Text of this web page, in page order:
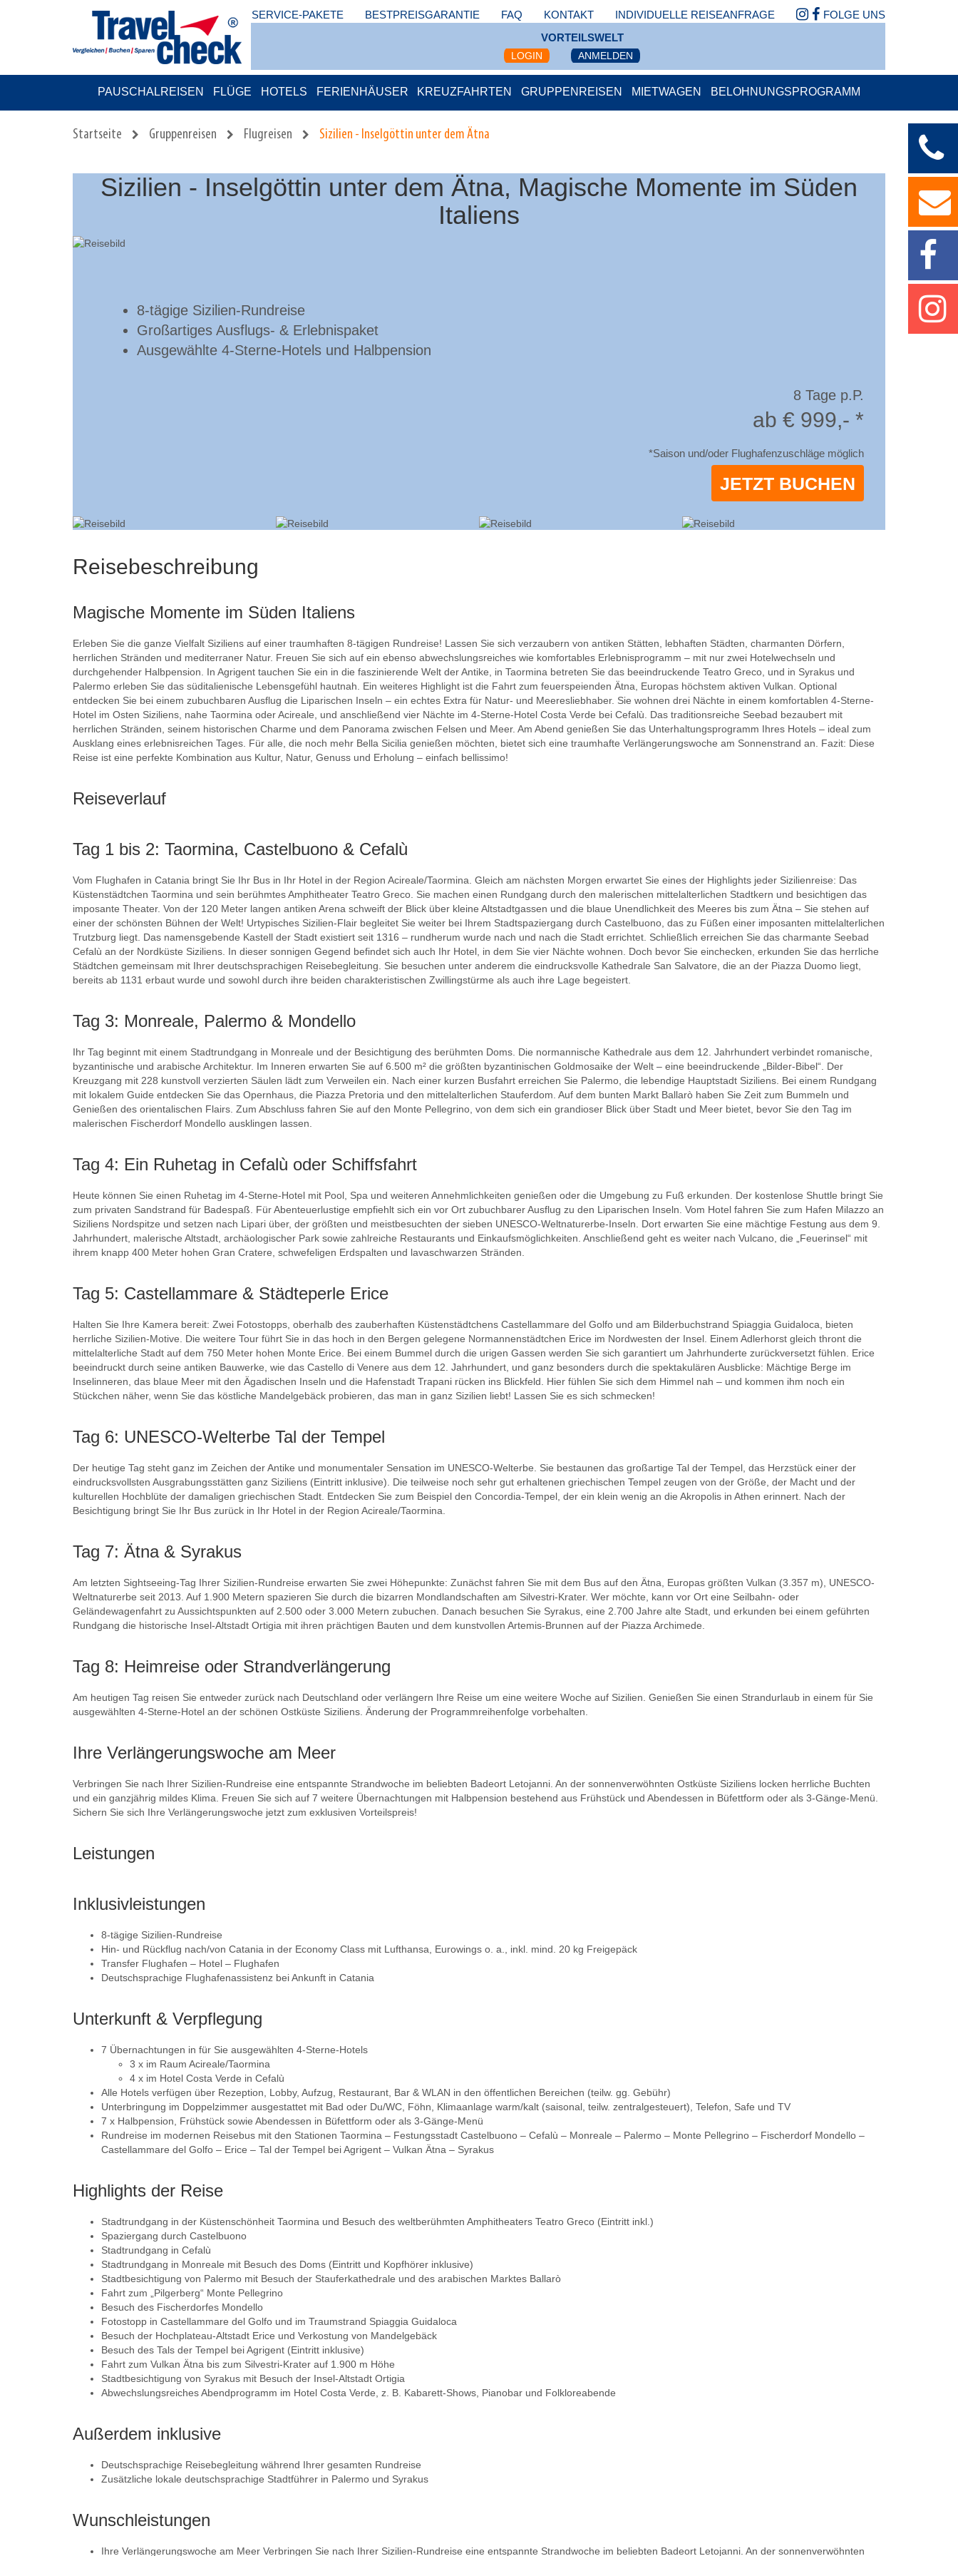
FOLGE UNS
INDIVIDUELLE REISEANFRAGE
KONTAKT
FAQ
BESTPREISGARANTIE
SERVICE-PAKETE
VORTEILSWELT
LOGIN ANMELDEN
PAUSCHALREISEN FLÜGE HOTELS FERIENHÄUSER KREUZFAHRTEN GRUPPENREISEN MIETWAGEN BELOHNUNGSPROGRAMM
Startseite Gruppenreisen Flugreisen Sizilien - Inselgöttin unter dem Ätna
Sizilien - Inselgöttin unter dem Ätna, Magische Momente im Süden
Italiens
8-tägige Sizilien-Rundreise
Großartiges Ausflugs- & Erlebnispaket
Ausgewählte 4-Sterne-Hotels und Halbpension
8 Tage p.P.
ab € 999,- *
*Saison und/oder Flughafenzuschläge möglich
JETZT BUCHEN
Reisebeschreibung
Magische Momente im Süden Italiens
Erleben Sie die ganze Vielfalt Siziliens auf einer traumhaften 8-tägigen Rundreise! Lassen Sie sich verzaubern von antiken Stätten, lebhaften Städten, charmanten Dörfern,
herrlichen Stränden und mediterraner Natur. Freuen Sie sich auf ein ebenso abwechslungsreiches wie komfortables Erlebnisprogramm – mit nur zwei Hotelwechseln und
durchgehender Halbpension. In Agrigent tauchen Sie ein in die faszinierende Welt der Antike, in Taormina betreten Sie das beeindruckende Teatro Greco, und in Syrakus und
Palermo erleben Sie das süditalienische Lebensgefühl hautnah. Ein weiteres Highlight ist die Fahrt zum feuerspeienden Ätna, Europas höchstem aktiven Vulkan. Optional
entdecken Sie bei einem zubuchbaren Ausflug die Liparischen Inseln – ein echtes Extra für Natur- und Meeresliebhaber. Sie wohnen drei Nächte in einem komfortablen 4-Sterne-
Hotel im Osten Siziliens, nahe Taormina oder Acireale, und anschließend vier Nächte im 4-Sterne-Hotel Costa Verde bei Cefalù. Das traditionsreiche Seebad bezaubert mit
herrlichen Stränden, seinem historischen Charme und dem Panorama zwischen Felsen und Meer. Am Abend genießen Sie das Unterhaltungsprogramm Ihres Hotels – ideal zum
Ausklang eines erlebnisreichen Tages. Für alle, die noch mehr Bella Sicilia genießen möchten, bietet sich eine traumhafte Verlängerungswoche am Sonnenstrand an. Fazit: Diese
Reise ist eine perfekte Kombination aus Kultur, Natur, Genuss und Erholung – einfach bellissimo!
Reiseverlauf
Tag 1 bis 2: Taormina, Castelbuono & Cefalù
Vom Flughafen in Catania bringt Sie Ihr Bus in Ihr Hotel in der Region Acireale/Taormina. Gleich am nächsten Morgen erwartet Sie eines der Highlights jeder Sizilienreise: Das
Küstenstädtchen Taormina und sein berühmtes Amphitheater Teatro Greco. Sie machen einen Rundgang durch den malerischen mittelalterlichen Stadtkern und besichtigen das
imposante Theater. Von der 120 Meter langen antiken Arena schweift der Blick über kleine Altstadtgassen und die blaue Unendlichkeit des Meeres bis zum Ätna – Sie stehen auf
einer der schönsten Bühnen der Welt! Urtypisches Sizilien-Flair begleitet Sie weiter bei Ihrem Stadtspaziergang durch Castelbuono, das zu Füßen einer imposanten mittelalterlichen
Trutzburg liegt. Das namensgebende Kastell der Stadt existiert seit 1316 – rundherum wurde nach und nach die Stadt errichtet. Schließlich erreichen Sie das charmante Seebad
Cefalù an der Nordküste Siziliens. In dieser sonnigen Gegend befindet sich auch Ihr Hotel, in dem Sie vier Nächte wohnen. Doch bevor Sie einchecken, erkunden Sie das herrliche
Städtchen gemeinsam mit Ihrer deutschsprachigen Reisebegleitung. Sie besuchen unter anderem die eindrucksvolle Kathedrale San Salvatore, die an der Piazza Duomo liegt,
bereits ab 1131 erbaut wurde und sowohl durch ihre beiden charakteristischen Zwillingstürme als auch ihre Lage begeistert.
Tag 3: Monreale, Palermo & Mondello
Ihr Tag beginnt mit einem Stadtrundgang in Monreale und der Besichtigung des berühmten Doms. Die normannische Kathedrale aus dem 12. Jahrhundert verbindet romanische,
byzantinische und arabische Architektur. Im Inneren erwarten Sie auf 6.500 m² die größten byzantinischen Goldmosaike der Welt – eine beeindruckende „Bilder-Bibel“. Der
Kreuzgang mit 228 kunstvoll verzierten Säulen lädt zum Verweilen ein. Nach einer kurzen Busfahrt erreichen Sie Palermo, die lebendige Hauptstadt Siziliens. Bei einem Rundgang
mit lokalem Guide entdecken Sie das Opernhaus, die Piazza Pretoria und den mittelalterlichen Stauferdom. Auf dem bunten Markt Ballarò haben Sie Zeit zum Bummeln und
Genießen des orientalischen Flairs. Zum Abschluss fahren Sie auf den Monte Pellegrino, von dem sich ein grandioser Blick über Stadt und Meer bietet, bevor Sie den Tag im
malerischen Fischerdorf Mondello ausklingen lassen.
Tag 4: Ein Ruhetag in Cefalù oder Schiffsfahrt
Heute können Sie einen Ruhetag im 4-Sterne-Hotel mit Pool, Spa und weiteren Annehmlichkeiten genießen oder die Umgebung zu Fuß erkunden. Der kostenlose Shuttle bringt Sie
zum privaten Sandstrand für Badespaß. Für Abenteuerlustige empfiehlt sich ein vor Ort zubuchbarer Ausflug zu den Liparischen Inseln. Vom Hotel fahren Sie zum Hafen Milazzo an
Siziliens Nordspitze und setzen nach Lipari über, der größten und meistbesuchten der sieben UNESCO-Weltnaturerbe-Inseln. Dort erwarten Sie eine mächtige Festung aus dem 9.
Jahrhundert, malerische Altstadt, archäologischer Park sowie zahlreiche Restaurants und Einkaufsmöglichkeiten. Anschließend geht es weiter nach Vulcano, die „Feuerinsel“ mit
ihrem knapp 400 Meter hohen Gran Cratere, schwefeligen Erdspalten und lavaschwarzen Stränden.
Tag 5: Castellammare & Städteperle Erice
Halten Sie Ihre Kamera bereit: Zwei Fotostopps, oberhalb des zauberhaften Küstenstädtchens Castellammare del Golfo und am Bilderbuchstrand Spiaggia Guidaloca, bieten
herrliche Sizilien-Motive. Die weitere Tour führt Sie in das hoch in den Bergen gelegene Normannenstädtchen Erice im Nordwesten der Insel. Einem Adlerhorst gleich thront die
mittelalterliche Stadt auf dem 750 Meter hohen Monte Erice. Bei einem Bummel durch die urigen Gassen werden Sie sich garantiert um Jahrhunderte zurückversetzt fühlen. Erice
beeindruckt durch seine antiken Bauwerke, wie das Castello di Venere aus dem 12. Jahrhundert, und ganz besonders durch die spektakulären Ausblicke: Mächtige Berge im
Inselinneren, das blaue Meer mit den Ägadischen Inseln und die Hafenstadt Trapani rücken ins Blickfeld. Hier fühlen Sie sich dem Himmel nah – und kommen ihm noch ein
Stückchen näher, wenn Sie das köstliche Mandelgebäck probieren, das man in ganz Sizilien liebt! Lassen Sie es sich schmecken!
Tag 6: UNESCO-Welterbe Tal der Tempel
Der heutige Tag steht ganz im Zeichen der Antike und monumentaler Sensation im UNESCO-Welterbe. Sie bestaunen das großartige Tal der Tempel, das Herzstück einer der
eindrucksvollsten Ausgrabungsstätten ganz Siziliens (Eintritt inklusive). Die teilweise noch sehr gut erhaltenen griechischen Tempel zeugen von der Größe, der Macht und der
kulturellen Hochblüte der damaligen griechischen Stadt. Entdecken Sie zum Beispiel den Concordia-Tempel, der ein klein wenig an die Akropolis in Athen erinnert. Nach der
Besichtigung bringt Sie Ihr Bus zurück in Ihr Hotel in der Region Acireale/Taormina.
Tag 7: Ätna & Syrakus
Am letzten Sightseeing-Tag Ihrer Sizilien-Rundreise erwarten Sie zwei Höhepunkte: Zunächst fahren Sie mit dem Bus auf den Ätna, Europas größten Vulkan (3.357 m), UNESCO-
Weltnaturerbe seit 2013. Auf 1.900 Metern spazieren Sie durch die bizarren Mondlandschaften am Silvestri-Krater. Wer möchte, kann vor Ort eine Seilbahn- oder
Geländewagenfahrt zu Aussichtspunkten auf 2.500 oder 3.000 Metern zubuchen. Danach besuchen Sie Syrakus, eine 2.700 Jahre alte Stadt, und erkunden bei einem geführten
Rundgang die historische Insel-Altstadt Ortigia mit ihren prächtigen Bauten und dem kunstvollen Artemis-Brunnen auf der Piazza Archimede.
Tag 8: Heimreise oder Strandverlängerung
Am heutigen Tag reisen Sie entweder zurück nach Deutschland oder verlängern Ihre Reise um eine weitere Woche auf Sizilien. Genießen Sie einen Strandurlaub in einem für Sie
ausgewählten 4-Sterne-Hotel an der schönen Ostküste Siziliens. Änderung der Programmreihenfolge vorbehalten.
Ihre Verlängerungswoche am Meer
Verbringen Sie nach Ihrer Sizilien-Rundreise eine entspannte Strandwoche im beliebten Badeort Letojanni. An der sonnenverwöhnten Ostküste Siziliens locken herrliche Buchten
und ein ganzjährig mildes Klima. Freuen Sie sich auf 7 weitere Übernachtungen mit Halbpension bestehend aus Frühstück und Abendessen in Büfettform oder als 3-Gänge-Menü.
Sichern Sie sich Ihre Verlängerungswoche jetzt zum exklusiven Vorteilspreis!
Leistungen
Inklusivleistungen
8-tägige Sizilien-Rundreise
Hin- und Rückflug nach/von Catania in der Economy Class mit Lufthansa, Eurowings o. a., inkl. mind. 20 kg Freigepäck
Transfer Flughafen – Hotel – Flughafen
Deutschsprachige Flughafenassistenz bei Ankunft in Catania
Unterkunft & Verpflegung
7 Übernachtungen in für Sie ausgewählten 4-Sterne-Hotels
3 x im Raum Acireale/Taormina
4 x im Hotel Costa Verde in Cefalù
Alle Hotels verfügen über Rezeption, Lobby, Aufzug, Restaurant, Bar & WLAN in den öffentlichen Bereichen (teilw. gg. Gebühr)
Unterbringung im Doppelzimmer ausgestattet mit Bad oder Du/WC, Föhn, Klimaanlage warm/kalt (saisonal, teilw. zentralgesteuert), Telefon, Safe und TV
7 x Halbpension, Frühstück sowie Abendessen in Büfettform oder als 3-Gänge-Menü
Rundreise im modernen Reisebus mit den Stationen Taormina – Festungsstadt Castelbuono – Cefalù – Monreale – Palermo – Monte Pellegrino – Fischerdorf Mondello –
Castellammare del Golfo – Erice – Tal der Tempel bei Agrigent – Vulkan Ätna – Syrakus
Highlights der Reise
Stadtrundgang in der Küstenschönheit Taormina und Besuch des weltberühmten Amphitheaters Teatro Greco (Eintritt inkl.)
Spaziergang durch Castelbuono
Stadtrundgang in Cefalù
Stadtrundgang in Monreale mit Besuch des Doms (Eintritt und Kopfhörer inklusive)
Stadtbesichtigung von Palermo mit Besuch der Stauferkathedrale und des arabischen Marktes Ballarò
Fahrt zum „Pilgerberg“ Monte Pellegrino
Besuch des Fischerdorfes Mondello
Fotostopp in Castellammare del Golfo und im Traumstrand Spiaggia Guidaloca
Besuch der Hochplateau-Altstadt Erice und Verkostung von Mandelgebäck
Besuch des Tals der Tempel bei Agrigent (Eintritt inklusive)
Fahrt zum Vulkan Ätna bis zum Silvestri-Krater auf 1.900 m Höhe
Stadtbesichtigung von Syrakus mit Besuch der Insel-Altstadt Ortigia
Abwechslungsreiches Abendprogramm im Hotel Costa Verde, z. B. Kabarett-Shows, Pianobar und Folkloreabende
Außerdem inklusive
Deutschsprachige Reisebegleitung während Ihrer gesamten Rundreise
Zusätzliche lokale deutschsprachige Stadtführer in Palermo und Syrakus
Wunschleistungen
Ihre Verlängerungswoche am Meer Verbringen Sie nach Ihrer Sizilien-Rundreise eine entspannte Strandwoche im beliebten Badeort Letojanni. An der sonnenverwöhnten